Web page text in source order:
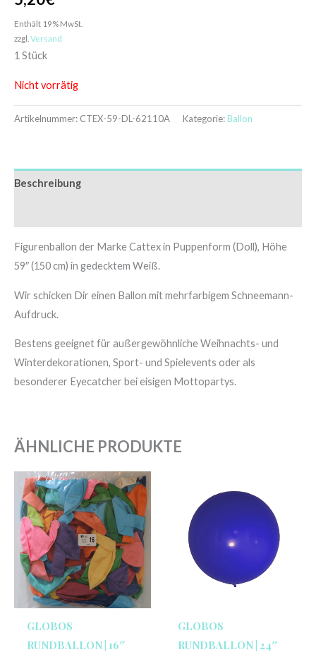
Enthält 19% MwSt.
zzgl. Versand
1 Stück
Nicht vorrätig
Artikelnummer: CTEX-59-DL-62110A Kategorie: Ballon
Beschreibung
Figurenballon der Marke Cattex in Puppenform (Doll), Höhe
59″ (150 cm) in gedecktem Weiß.
Wir schicken Dir einen Ballon mit mehrfarbigem Schneemann-
Aufdruck.
Bestens geeignet für außergewöhnliche Weihnachts- und
Winterdekorationen, Sport- und Spielevents oder als
besonderer Eyecatcher bei eisigen Mottopartys.
ÄHNLICHE PRODUKTE
GLOBOS
RUNDBALLON | 16″
GLOBOS
RUNDBALLON | 24″